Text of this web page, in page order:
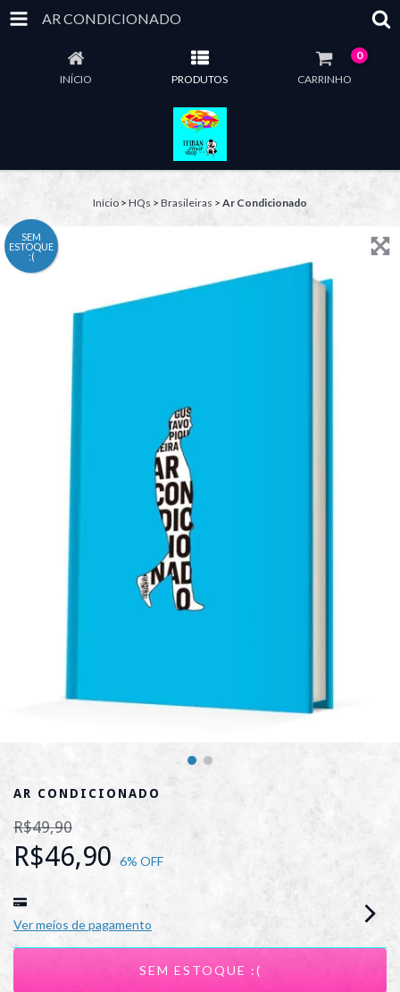
AR CONDICIONADO
INÍCIO PRODUTOS CARRINHO
0
Início > HQs > Brasileiras > Ar Condicionado
SEM
ESTOQUE
:(
AR CONDICIONADO
R$49,90
R$46,90 6% OFF
Ver meios de pagamento